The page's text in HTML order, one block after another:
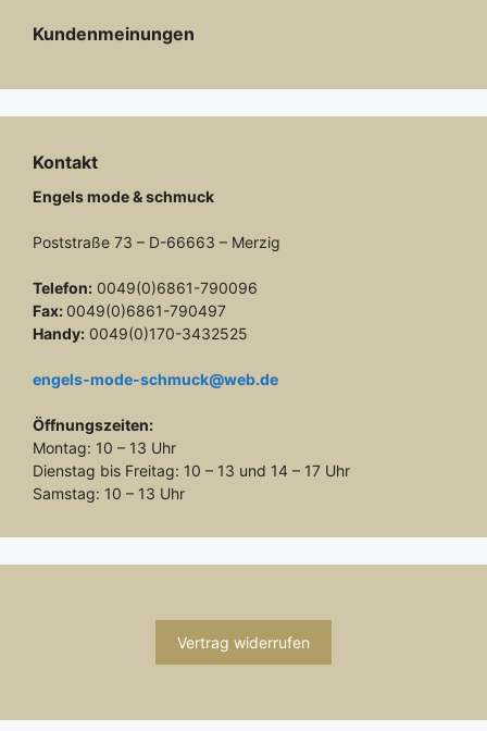
Kundenmeinungen
Kontakt
Engels mode & schmuck
Poststraße 73 – D-66663 – Merzig
Telefon: 0049(0)6861-790096
Fax: 0049(0)6861-790497
Handy: 0049(0)170-3432525
engels-mode-schmuck@web.de
Öffnungszeiten:
Montag: 10 – 13 Uhr
Dienstag bis Freitag: 10 – 13 und 14 – 17 Uhr
Samstag: 10 – 13 Uhr
Vertrag widerrufen